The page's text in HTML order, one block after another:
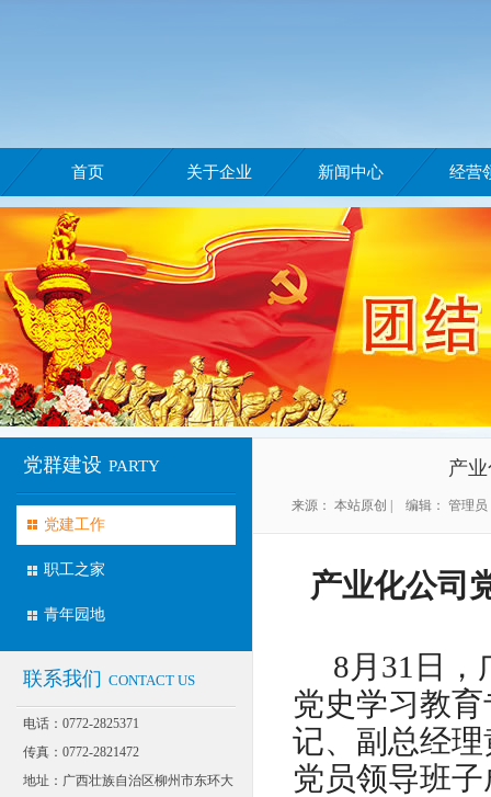
首页 关于企业 新闻中心 经营
党群建设 PARTY
BUILDING
党建工作
职工之家
青年园地
联系我们 CONTACT US
电话：0772-2825371
传真：0772-2821472
地址：广西壮族自治区柳州市东环大
产
来源： 本站原创 | 编辑： 管理
产业化公司
8月 31 日
党史学习教
记、副总经
党员领导班